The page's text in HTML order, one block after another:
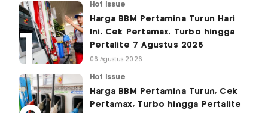
Hot Issue
Harga BBM Pertamina Turun Hari
Ini, Cek Pertamax, Turbo hingga
Pertalite 7 Agustus 2026
06 Agustus 2026
Hot Issue
Harga BBM Pertamina Turun, Cek
Pertamax, Turbo hingga Pertalite